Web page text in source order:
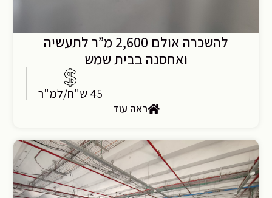
להשכרה אולם 2,600 מ”ר לתעשיה
ואחסנה בבית שמש
45 ש"ח/למ"ר
ראה עוד